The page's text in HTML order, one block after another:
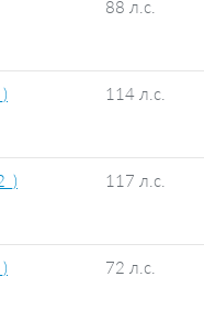
88 л.с.
114 л.с.
117 л.с.
72 л.с.